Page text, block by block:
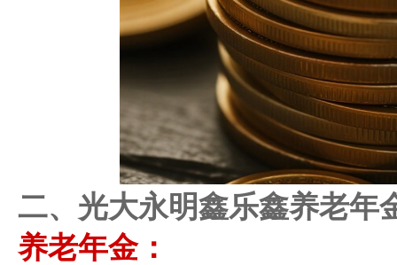
二、光大永明鑫乐鑫养老年
养老年金：